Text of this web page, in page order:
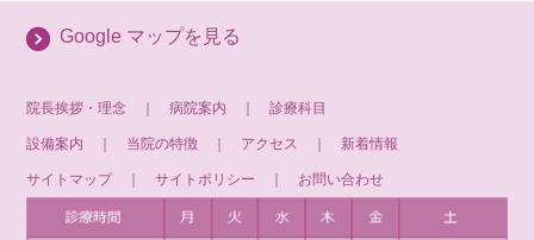
Google マップを見る
院長挨拶・理念 ｜病院案内 ｜診療科目
設備案内 当院の特徴 アクセス 新着情報
サイトマップ｜サイトポリシー お問い合わせ